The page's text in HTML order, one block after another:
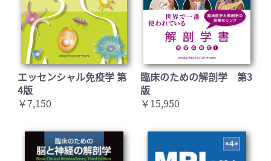
エッセンシャル免疫学 第
4版
￥7,150
臨床のための解剖学 第3
版
￥15,950